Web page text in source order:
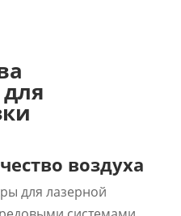
воздуха
для лазерной